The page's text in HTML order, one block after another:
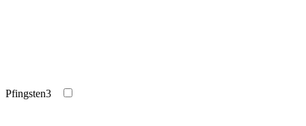
Pfingsten3